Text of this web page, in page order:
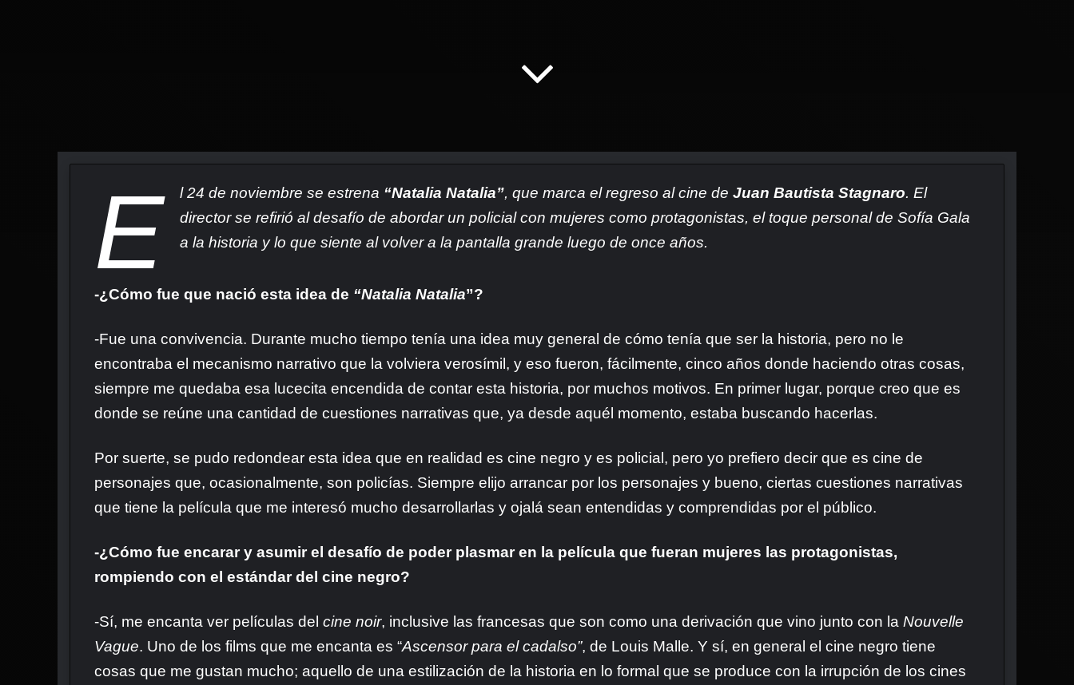
E l 24 de noviembre se estrena “Natalia Natalia”, que marca el regreso al cine de Juan Bautista Stagnaro. El
director se refirió al desafío de abordar un policial con mujeres como protagonistas, el toque personal de Sofía Gala
a la historia y lo que siente al volver a la pantalla grande luego de once años.
-¿Cómo fue que nació esta idea de “Natalia Natalia”?
-Fue una convivencia. Durante mucho tiempo tenía una idea muy general de cómo tenía que ser la historia, pero no le
encontraba el mecanismo narrativo que la volviera verosímil, y eso fueron, fácilmente, cinco años donde haciendo otras cosas,
siempre me quedaba esa lucecita encendida de contar esta historia, por muchos motivos. En primer lugar, porque creo que es
donde se reúne una cantidad de cuestiones narrativas que, ya desde aquél momento, estaba buscando hacerlas.
Por suerte, se pudo redondear esta idea que en realidad es cine negro y es policial, pero yo prefiero decir que es cine de
personajes que, ocasionalmente, son policías. Siempre elijo arrancar por los personajes y bueno, ciertas cuestiones narrativas
que tiene la película que me interesó mucho desarrollarlas y ojalá sean entendidas y comprendidas por el público.
-¿Cómo fue encarar y asumir el desafío de poder plasmar en la película que fueran mujeres las protagonistas,
rompiendo con el estándar del cine negro?
-Sí, me encanta ver películas del cine noir, inclusive las francesas que son como una derivación que vino junto con la Nouvelle
Vague. Uno de los films que me encanta es “Ascensor para el cadalso”, de Louis Malle. Y sí, en general el cine negro tiene
cosas que me gustan mucho; aquello de una estilización de la historia en lo formal que se produce con la irrupción de los cines